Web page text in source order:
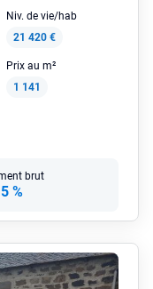
Niv. de vie/hab
21 420 €
Prix au m²
1 141
brut
%